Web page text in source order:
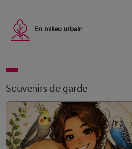
En milieu urbain
Souvenirs de garde